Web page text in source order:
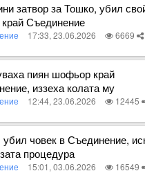
затвор за Тошко, убил
край Съединение
17:33, 23.06.2026 6669
пиян шофьор край
иззеха колата му
12:44, 23.06.2026 12445
човек в Съединение,
процедура
15:01, 03.06.2026 16549